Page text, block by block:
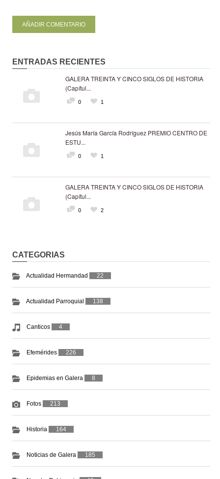
ENTRADAS RECIENTES
GALERA TREINTA Y CINCO SIGLOS DE HISTORIA
(Capítul...
0 1
Jesús María García Rodríguez PREMIO CENTRO DE
ESTU...
0 1
GALERA TREINTA Y CINCO SIGLOS DE HISTORIA
(Capítul...
0 2
CATEGORIAS
Actualidad Hermandad 22
Actualidad Parroquial 138
Canticos 4
Efemérides 226
Epidemias en Galera 8
Fotos 213
Historia 164
Noticias de Galera 185